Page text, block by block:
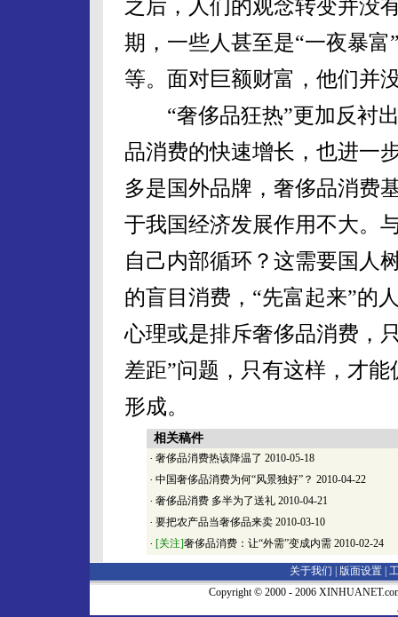
之后，人们的观念转变并没
期，一些人甚至是“一夜暴
等。面对巨额财富，他们并
“奢侈品狂热”更加反衬出
品消费的快速增长，也进一
多是国外品牌，奢侈品消费
于我国经济发展作用不大。
自己内部循环？这需要国人
的盲目消费，“先富起来”的
心理或是排斥奢侈品消费，
差距”问题，只有这样，才
形成。
相关稿件
· 奢侈品消费热该降温了 2010-05-18
· 中国奢侈品消费为何“风景独好”？ 2010-04-22
· 奢侈品消费 多半为了送礼 2010-04-21
· 要把农产品当奢侈品来卖 2010-03-10
· [关注]奢侈品消费：让“外需”变成内需 2010-02-24
关于我们 | 版面设置
Copyright © 2000 - 2006